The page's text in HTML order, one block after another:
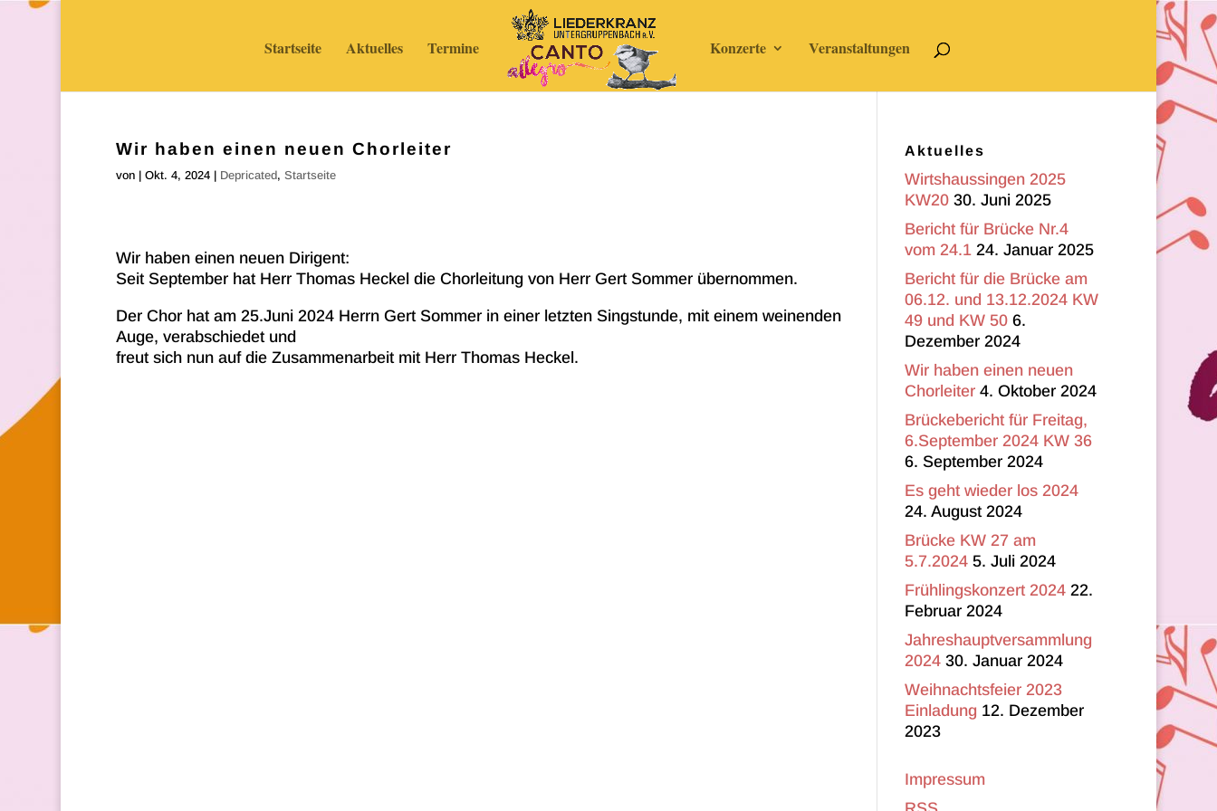
Startseite Aktuelles Termine Konzerte Veranstaltungen
Wir haben einen neuen Chorleiter
von | Okt. 4, 2024| Depricated, Startseite
Wir haben einen neuen Dirigent:
Seit September hat Herr Thomas Heckel die Chorleitung von Herr Gert Sommer übernommen.
Der Chor hat am 25.Juni 2024 Herrn Gert Sommer in einer letzten Singstunde, mit einem weinenden
Auge, verabschiedet und
freut sich nun auf die Zusammenarbeit mit Herr Thomas Heckel.
Aktuelles
Wirtshaussingen 2025
KW20 30. Juni 2025
Bericht für Brücke Nr.4
vom 24.1 24. Januar 2025
Bericht für die Brücke am
06.12. und 13.12.2024 KW
49 und KW 50 6.
Dezember 2024
Wir haben einen neuen
Chorleiter 4. Oktober 2024
Brückebericht für Freitag,
6.September 2024 KW 36
6. September 2024
Es geht wieder los 2024
24. August 2024
Brücke KW 27 am
5.7.2024 5. Juli 2024
Frühlingskonzert 2024 22.
Februar 2024
Jahreshauptversammlung
2024 30. Januar 2024
Weihnachtsfeier 2023
Einladung 12. Dezember
2023
Impressum